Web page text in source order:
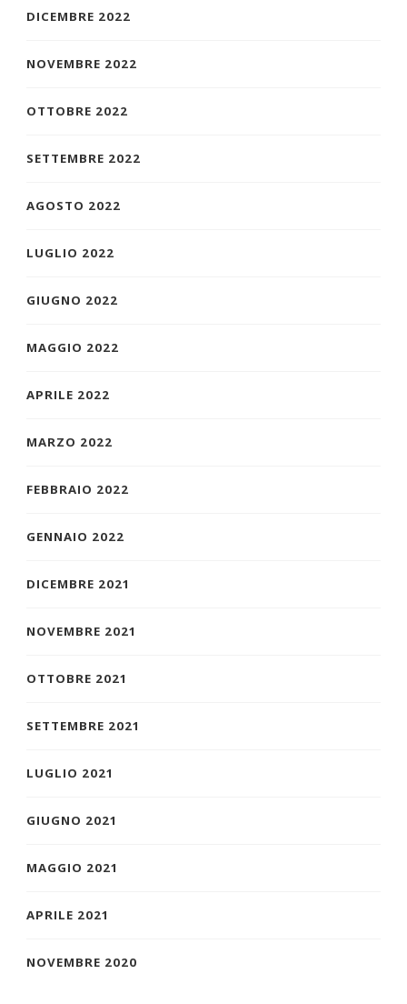
DICEMBRE 2022
NOVEMBRE 2022
OTTOBRE 2022
SETTEMBRE 2022
AGOSTO 2022
LUGLIO 2022
GIUGNO 2022
MAGGIO 2022
APRILE 2022
MARZO 2022
FEBBRAIO 2022
GENNAIO 2022
DICEMBRE 2021
NOVEMBRE 2021
OTTOBRE 2021
SETTEMBRE 2021
LUGLIO 2021
GIUGNO 2021
MAGGIO 2021
APRILE 2021
NOVEMBRE 2020